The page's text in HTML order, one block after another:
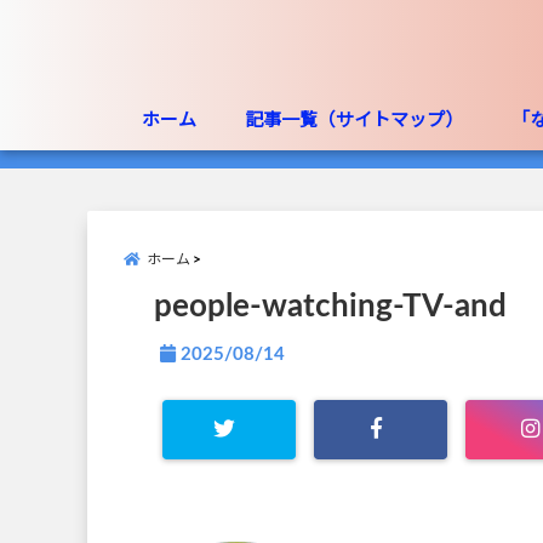
ホーム 記事一覧（サイトマップ） 「
ホーム
people-watching-TV-and
2025/08/14